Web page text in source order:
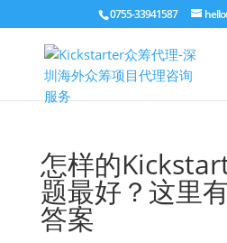
0755-33941587
怎样的
题最好？这里
答案